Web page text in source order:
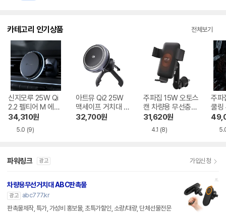
카테고리 인기상품 전체보기
신지모루 25W Qi
2.2 펠티어 M 에어
쿨러 터보 맥세이프
차량용 무선충전거
치대
34,310원
5.0 (9)
아트뮤 Qi2 25W
맥세이프 거치대 차
량용 초고속 무선충
32,700원
주파집 15W 오토스
캔 차량용 무선충전
거치대 QC-6 PRO
31,620원
4.1 (8)
주파
쿨링
프
파워링크 광고 가입신청
차량용무선거치대 ABC판촉물
광고
abc777.kr
판촉물제작, 특가, 가성비 홍보물, 초특가할인, 소량/대량, 단체선물전문